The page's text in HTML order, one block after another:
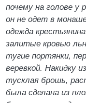
почему на голове у
он не одет в
одежда
залитые кровью
тугие портянки,
веревкой. Накидку
тусклая брошь,
была сделана из